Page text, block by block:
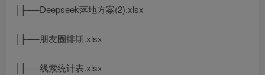
│├──Deepseek落地方案(2).xlsx
│├──朋友圈排期.xlsx
│├──线索统计表.xlsx